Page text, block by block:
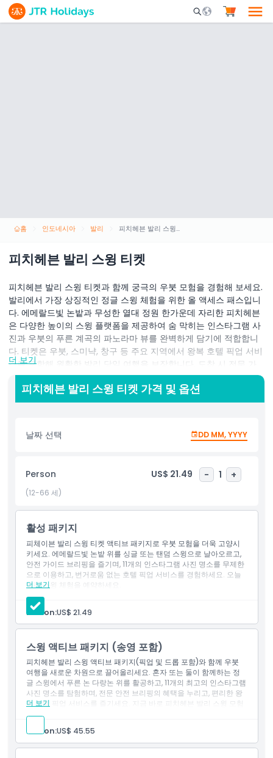
Mobile Search
홈 인도네시아 발리 피치헤븐 발리 스윙 티켓
피치헤븐 발리 스윙 티켓
피치헤븐 발리 스윙 티켓과 함께 궁극의 우붓 모험을 경험해 보세요.
발리에서 가장 상징적인 정글 스윙 체험을 위한 올 액세스 패스입니
다. 에메랄드빛 논밭과 무성한 열대 정원 한가운데 자리한 피치헤븐
은 다양한 높이의 스윙 플랫폼을 제공하여 숨 막히는 인스타그램 사
진과 우붓의 푸른 계곡의 파노라마 뷰를 완벽하게 담기에 적합합니
다. 티켓은 우붓, 스미냑, 창구 등 주요 지역에서 왕복 호텔 픽업 서비
스를 포함해 원활한 발리 당일 여행을 보장합니다. 도착 시 전문 가
이드가 안전한 안전 하네스를 착용시키고 자세한 안내를 제공하여
나무 꼭대기 위를 자신 있게 날 수 있도록 도와줍니다. 메인 발리 스
윙 외에 대나무 하늘 다리, 현수교, 평화로운 요가 파빌리온 등 추가
순간을 선사합니다. 가슴 뛰는 스윙을 즐긴 후에는 피치헤븐의 경치
좋은 정원 공간에서 시원한 코코넛 워터를 마시고 건강한 현지 간식
볼 수 있습니다. 모든 포토존 무제한 출입과 전문 사진 촬영 지원(선
택 사항)을 통해 잊지 못할 추억과 고품질의 사진을 남길 수 있습니
다. 스릴을 추구하는 아드레날린 매니아이든 완벽한 사진을 찾는 사
여행 일정에 흥분, 아름다움, 문화 체험을 더하세요.
하이라이트
포함 사항
아동 성인 정책
적합하지 않은 대상
운영 시간
알아야 할 사항
더 보기
피치헤븐 발리 스윙 티켓 가격 및 옵션
날짜 선택 DD MM, YYYY
Person US$ 21.49 - 1 +
(12-66 세)
활성 패키지
피체이븐 발리 스윙 티켓 액티브 패키지로 우붓 모험을 더욱 고양시
키세요. 에메랄드빛 논밭 위를 싱글 또는 탠덤 스윙으로 날아오르고,
안전 가이드 브리핑을 즐기며, 11개의 인스타그램 사진 명소를 무제한
으로 이용하고, 번거로움 없는 호텔 픽업 서비스를 경험하세요. 오늘
발리 스윙 체험을 예약하세요.
더 보기
제외사항
호텔 픽업 및 하차
기타 개인 경비
팁과 감사금.
포함 사항
입장권: 싱글 스윙 (15m), 싱글 스윙 (80m), 탠덤 스윙
다과
생수
기본 보험
다음 사진 촬영 명소 방문: 치킨 네스트, 버드 네스트, 휴지 스톤,
폭스바겐, 헤븐 브리지, 헤븐 로드, 행잉 베드, 플로팅 자쿠지, 트라
이앵글 하우스, 버블 하우스, 하이드어웨이 하우스.
Person:US$ 21.49
스윙 액티브 패키지 (송영 포함)
피치헤븐 발리 스윙 액티브 패키지(픽업 및 드롭 포함)와 함께 우붓
여행을 새로운 차원으로 끌어올리세요. 혼자 또는 둘이 함께하는 정
글 스윙에서 푸른 논 다랑논 위를 활공하고, 11개의 최고의 인스타그램
사진 명소를 탐험하며, 전문 안전 브리핑의 혜택을 누리고, 편리한 왕
복 호텔 픽업 서비스를 즐기세요. 지금 바로 피치헤븐 발리 스윙 모험
을 예약하세요.
더 보기
기타 개인 비용
Person:US$ 45.55